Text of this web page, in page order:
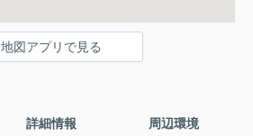
地図アプリで見る
詳細情報 周辺環境